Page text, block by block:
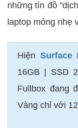
những tín đồ
laptop mỏng nhẹ
Hiện Surface
16GB | SSD
Fullbox đang
Vàng chỉ với